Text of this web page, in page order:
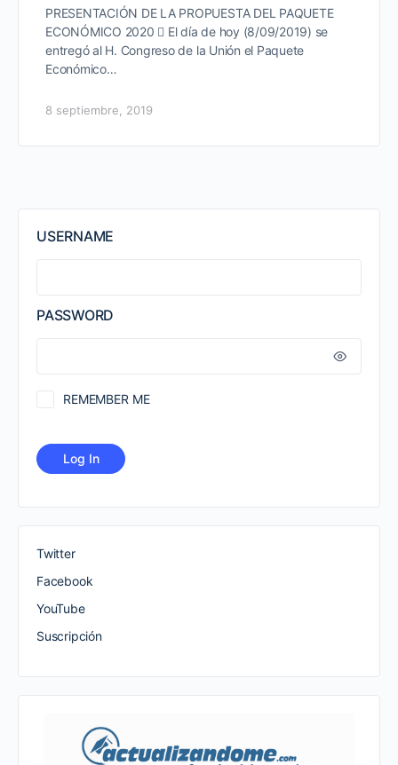
PRESENTACIÓN DE LA PROPUESTA DEL PAQUETE
ECONÓMICO 2020  El día de hoy (8/09/2019) se
entregó al H. Congreso de la Unión el Paquete
Económico…
8 septiembre, 2019
USERNAME
PASSWORD
REMEMBER ME
Twitter
Facebook
YouTube
Suscripción